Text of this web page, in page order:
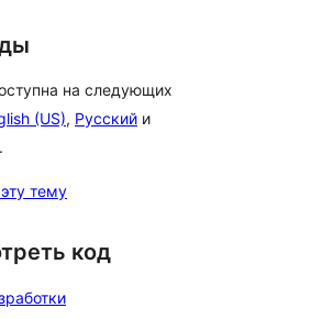
на следующих
(US), Русский и
.
тему
код